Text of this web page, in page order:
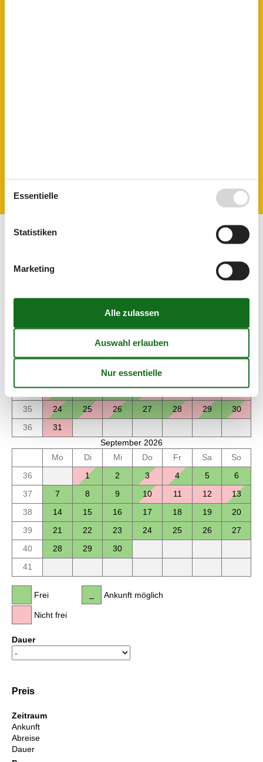
Ankunft
Mi Do
32
3 4 5 6 7 8
9
12 13
34
17 18 19 20 21 22
23
35
24 25 26 27 28 29
30
36
31
September 2026
Mo
Di Mi Do Fr Sa
So
36
1 2 3 4 5
6
37
7 8 9 10 11 12
13
38
14 15 16 17 18 19
20
39
21 22 23 24 25 26
27
40
28 29
30
41
Frei
Nicht frei
Ankunft möglich
Dauer
Preis
Zeitraum
Ankunft
Abreise
Dauer
Essentielle
Statistiken
Marketing